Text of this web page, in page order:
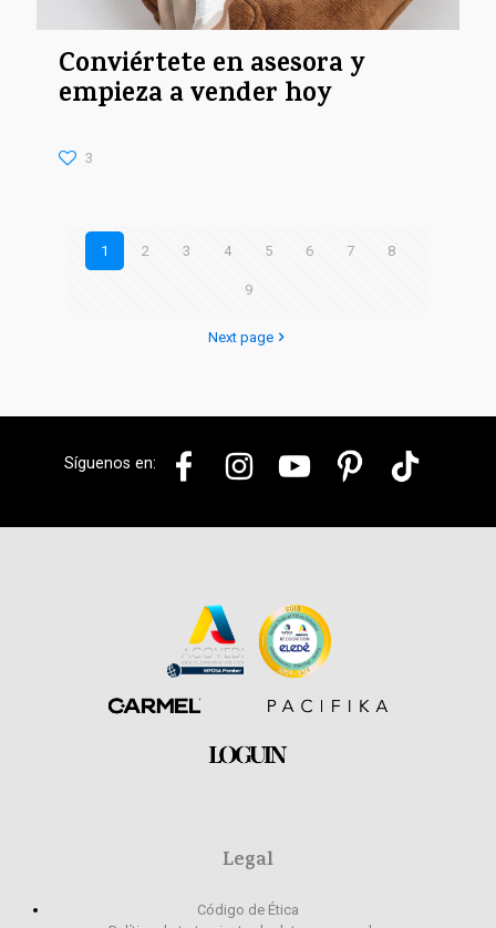
Conviértete en asesora y
empieza a vender hoy
3
1 2 3 4 5 6 7 8
9
Next page
Síguenos en:
Legal
Código de Ética